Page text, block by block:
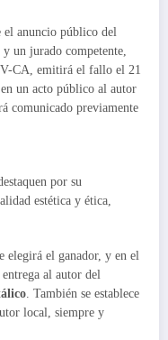
el anuncio público del
, y un jurado competente,
CA, emitirá el fallo el 21
un acto público al autor
comunicado previamente
por su
estética y ética,
elegirá el ganador, y en el
al autor del
. También se establece
local, siempre y